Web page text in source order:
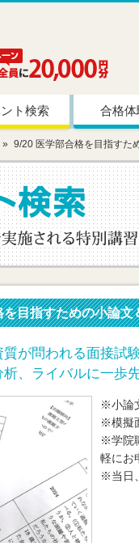
ト検索 合格体
9/20 医学部合格を目指すた
を目指すための小論
が問われる面接試
、ライバルに一歩
※小論
※模擬
※学院
軽にお
※当日